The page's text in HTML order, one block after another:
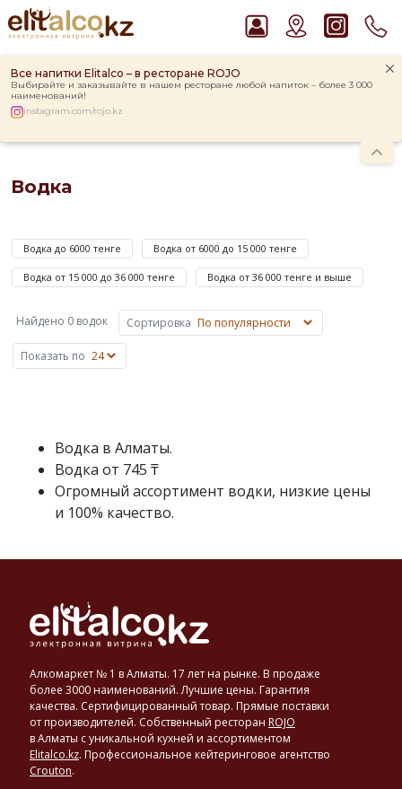
Все напитки Elitalco – в ресторане ROJO
Выбирайте и заказывайте в нашем ресторане любой напиток – более 3 000
наименований!
instagram.com/rojo.kz
Пиво Guinness Draught 4,2% Can
Водка Smirnoff Red Vodka 37,5%
Джин Gordon`s London Dry Gin 37,5%
Водка
крепкий
алкогольный
напиток,
путем
смешивания
ректифицированного
исправленной
достижения
нужной
Основными
производителями
экспортерами
водки
являются
такие
страны,
как
США,
Водка до 6000 тенге Водка от 6000 до 15 000 тенге
Водка от 15 000 до 36 000 тенге Водка от 36 000 тенге и выше
Найдено 0 водок Сортировка
Показать по
Водка в Алматы.
Водка от 745 ₸
Огромный ассортимент водки, низкие цены
и 100% качество.
Алкомаркет № 1 в Алматы. 17 лет на рынке. В продаже
более 3000 наименований. Лучшие цены. Гарантия
качества. Сертифицированный товар. Прямые поставки
от производителей. Собственный ресторан ROJO
в Алматы с уникальной кухней и ассортиментом
Elitalco.kz. Профессиональное кейтеринговое агентство
Crouton.